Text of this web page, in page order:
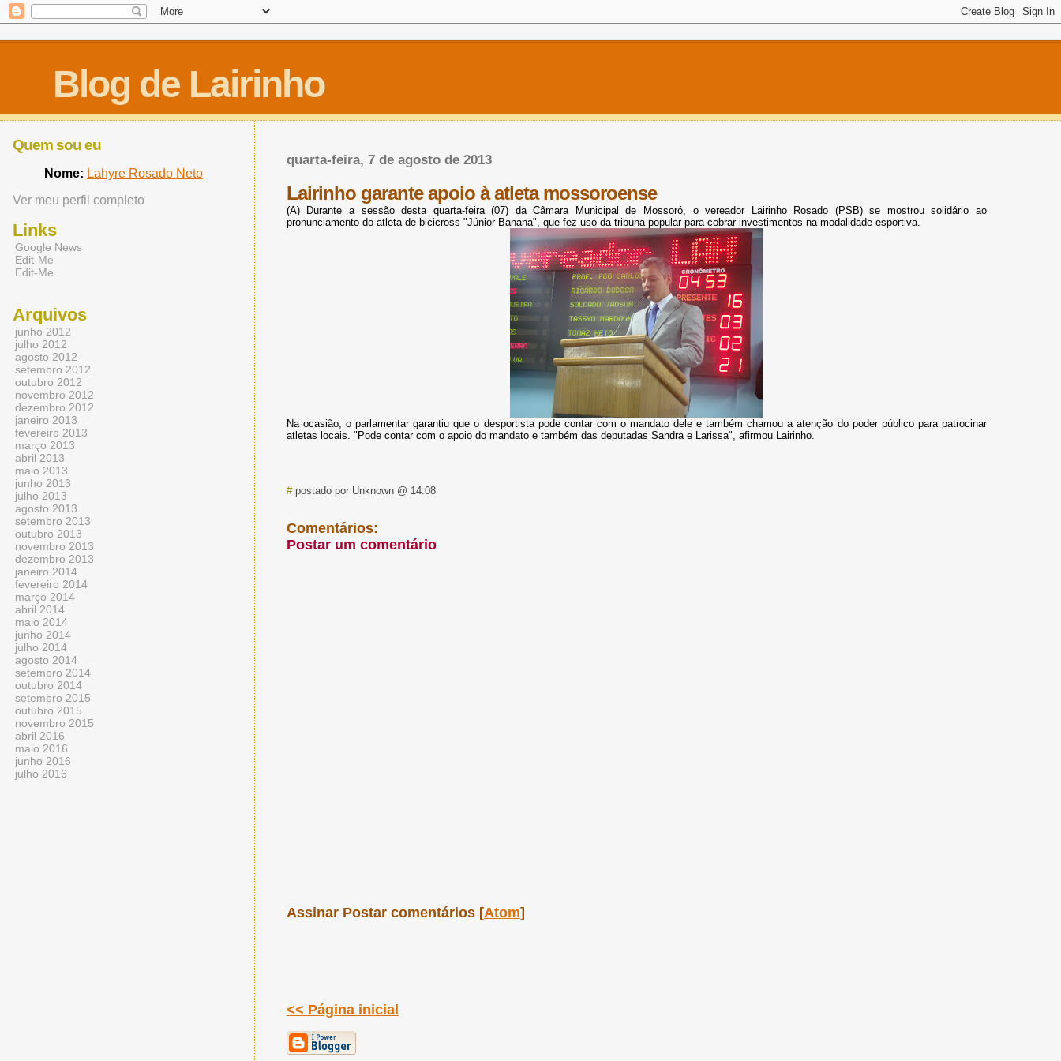
Blog de Lairinho
quarta-feira, 7 de agosto de 2013
Lairinho garante apoio à atleta mossoroense
(A) Durante a sessão desta quarta-feira (07) da Câmara Municipal de Mossoró, o vereador Lairinho Rosado (PSB) se mostrou solidário ao
pronunciamento do atleta de bicicross "Júnior Banana", que fez uso da tribuna popular para cobrar investimentos na modalidade esportiva.
Na ocasião, o parlamentar garantiu que o desportista pode contar com o mandato dele e também chamou a atenção do poder público para patrocinar
atletas locais. "Pode contar com o apoio do mandato e também das deputadas Sandra e Larissa", afirmou Lairinho.
#postado por Unknown @ 14:08
Comentários:
Postar um comentário
Assinar Postar comentários [Atom]
<< Página inicial
Quem sou eu
Nome: Lahyre Rosado Neto
Ver meu perfil completo
Links
Google News
Edit-Me
Edit-Me
Arquivos
junho 2012
julho 2012
agosto 2012
setembro 2012
outubro 2012
novembro 2012
dezembro 2012
janeiro 2013
fevereiro 2013
março 2013
abril 2013
maio 2013
junho 2013
julho 2013
agosto 2013
setembro 2013
outubro 2013
novembro 2013
dezembro 2013
janeiro 2014
fevereiro 2014
março 2014
abril 2014
maio 2014
junho 2014
julho 2014
agosto 2014
setembro 2014
outubro 2014
setembro 2015
outubro 2015
novembro 2015
abril 2016
maio 2016
junho 2016
julho 2016